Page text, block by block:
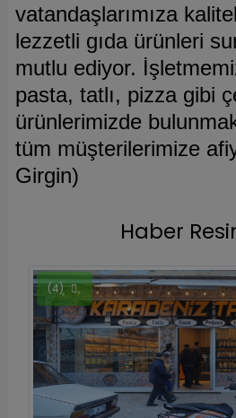
vatandaşlarımıza
lezzetli gıda ürünleri
mutlu ediyor.
pasta, tatlı, pizza gibi
ürünlerimizde
tüm müşterilerimize
Girgin)
Haber
(4)